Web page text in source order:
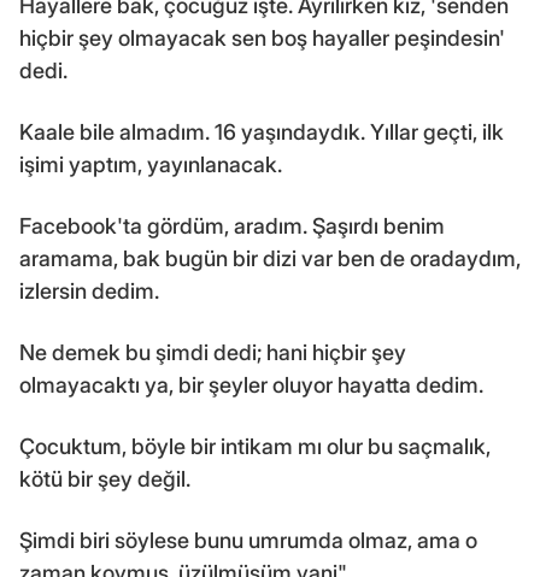
Hayallere bak, çocuğuz işte. Ayrılırken kız, 'senden
hiçbir şey olmayacak sen boş hayaller peşindesin'
dedi.
Kaale bile almadım. 16 yaşındaydık. Yıllar geçti, ilk
işimi yaptım, yayınlanacak.
Facebook'ta gördüm, aradım. Şaşırdı benim
aramama, bak bugün bir dizi var ben de oradaydım,
izlersin dedim.
Ne demek bu şimdi dedi; hani hiçbir şey
olmayacaktı ya, bir şeyler oluyor hayatta dedim.
Çocuktum, böyle bir intikam mı olur bu saçmalık,
kötü bir şey değil.
Şimdi biri söylese bunu umrumda olmaz, ama o